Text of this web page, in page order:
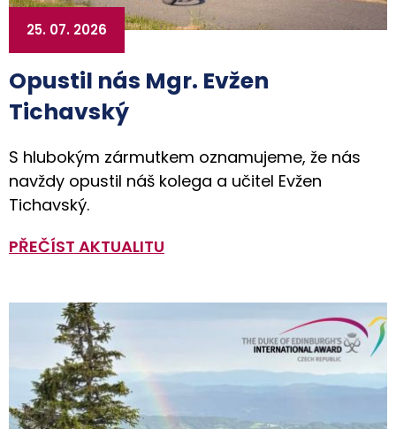
Opustil nás Mgr. Evžen
Tichavský
25. 07. 2026
S hlubokým zármutkem oznamujeme, že nás
navždy opustil náš kolega a učitel Evžen
Tichavský.
PŘEČÍST AKTUALITU